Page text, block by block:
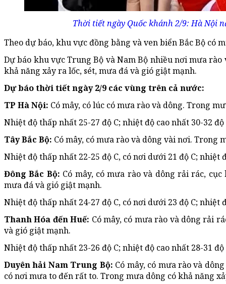
Thời tiết ngày Quốc khánh 2/9: Hà Nội
Theo dự báo, khu vực đồng bằng và ven biển Bắc Bộ có
Dự báo khu vực Trung Bộ và Nam Bộ nhiều nơi mưa
khả năng xảy ra lốc, sét, mưa đá và gió giật mạnh.
Dự báo thời tiết ngày 2/9 các vùng trên cả nước:
TP Hà Nội: Có mây, có lúc có mưa rào và dông. Trong
Nhiệt độ thấp nhất 25-27 độ C; nhiệt độ cao nhất 30-32 độ
Tây Bắc Bộ: Có mây, có mưa rào và dông vài nơi. Trong
Nhiệt độ thấp nhất 22-25 độ C, có nơi dưới 21 độ C; nhiệt
Đông Bắc Bộ: Có mây, có mưa rào và dông rải rác,
mưa đá và gió giật mạnh.
Nhiệt độ thấp nhất 24-27 độ C, có nơi dưới 23 độ C; nhiệt
Thanh Hóa đến Huế: Có mây, có mưa rào và dông rải
và gió giật mạnh.
Nhiệt độ thấp nhất 23-26 độ C; nhiệt độ cao nhất 28-31 độ
Duyên hải Nam Trung Bộ: Có mây, có mưa rào và
có nơi mưa to đến rất to. Trong mưa dông có khả năng